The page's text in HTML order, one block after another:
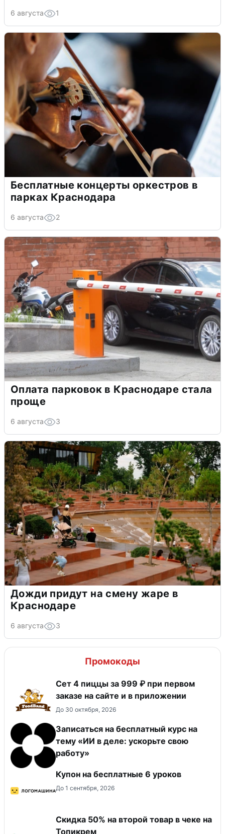
6 августа 1
Бесплатные концерты оркестров в
парках Краснодара
6 августа 2
Оплата парковок в Краснодаре стала
проще
6 августа 3
Дожди придут на смену жаре в
Краснодаре
6 августа 3
Промокоды
Сет 4 пиццы за 999 ₽ при первом
заказе на сайте и в приложении
До 30 октября, 2026
Записаться на бесплатный курс на
тему «ИИ в деле: ускорьте свою
работу»
Купон на бесплатные 6 уроков
До 1 сентября, 2026
Скидка 50% на второй товар в чеке на
Топикрем